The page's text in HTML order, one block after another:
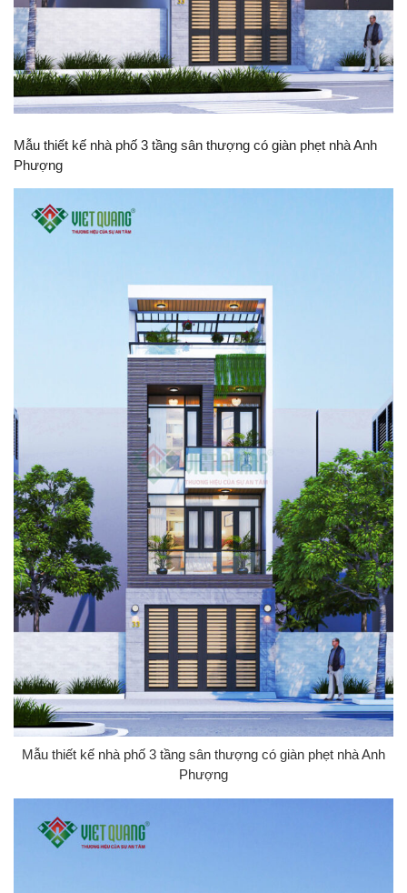
Mẫu thiết kế nhà phố 3 tầng sân thượng có giàn phẹt nhà Anh
Phượng
Mẫu thiết kế nhà phố 3 tầng sân thượng có giàn phẹt nhà Anh
Phượng